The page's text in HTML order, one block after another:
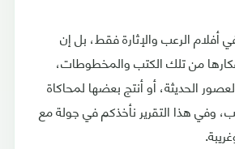
أفلام الرعب والإثارة فقط، بل إن
من تلك الكتب والمخطوطات،
الحديثة، أو أنتج بعضها لمحاكاة
وفي هذا التقرير نأخذكم في جولة مع